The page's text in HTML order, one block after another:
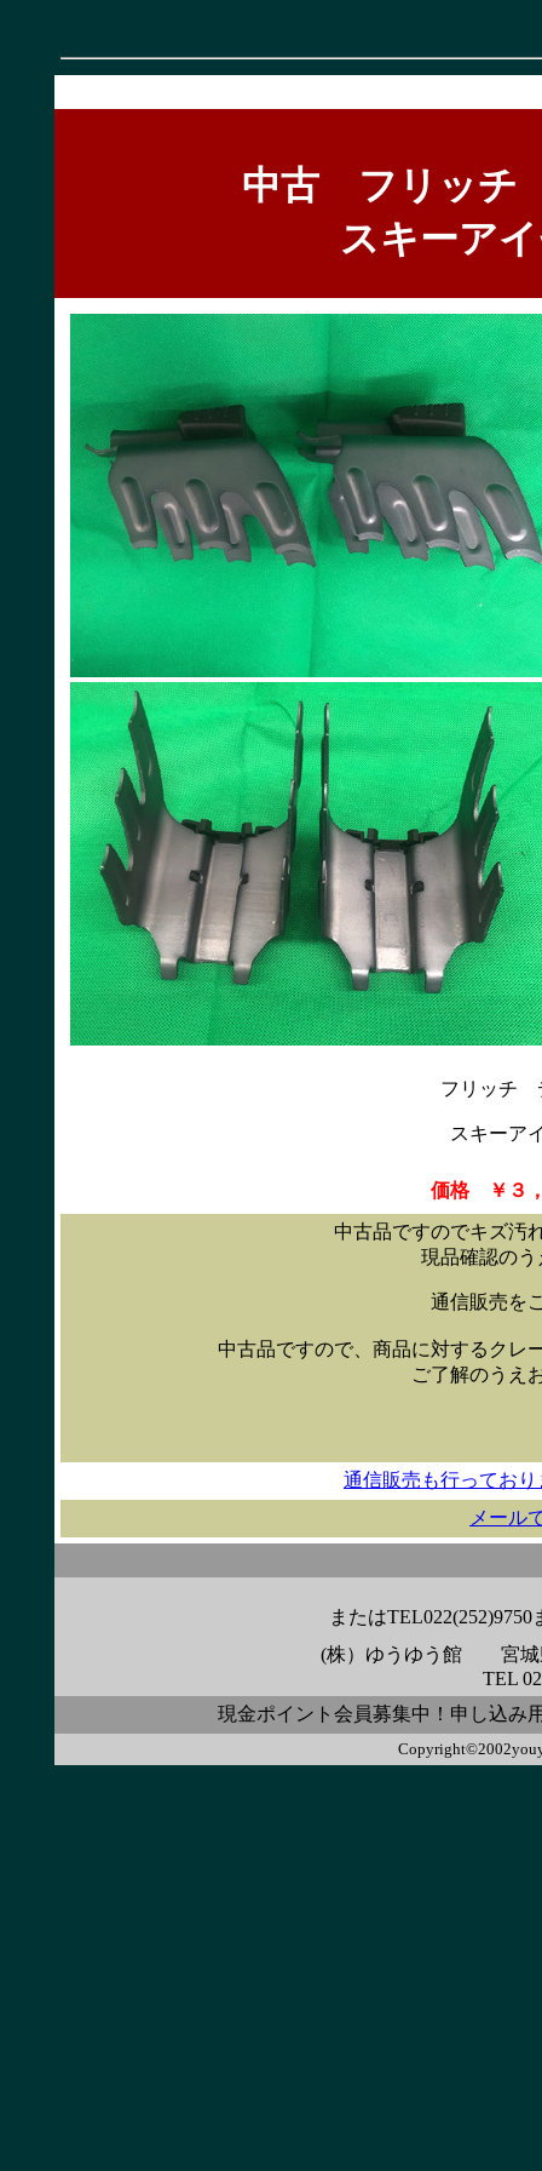
中古 フリッ
スキーア
フリッチ
スキーア
価格 ￥３
中古品ですのでキズ汚
現品確認の
通信販売を
中古品ですので、商品に対するクレ
ご了解のうえ
通信販売も行っており
メール
または
(株）ゆうゆう館 宮城
TEL
現金ポイント会員募集中！申し込み